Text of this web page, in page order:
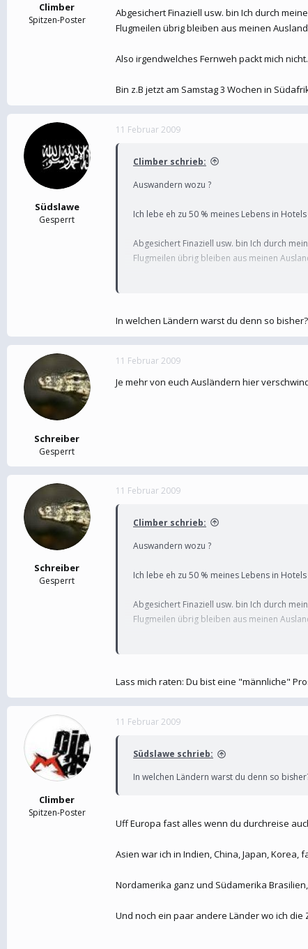
Climber
Spitzen-Poster
Abgesichert Finaziell usw. bin Ich durch
Flugmeilen übrig bleiben aus meinen
Also irgendwelches Fernweh packt mich nicht.
Bin z.B jetzt am Samstag 3 Wochen in
Südslawe
Gesperrt
11 Februar 2009
Climber schrieb:
Auswandern wozu ?
Ich lebe eh zu 50 % meines Lebens in
Abgesichert Finaziell usw. bin Ich durch
Flugmeilen übrig bleiben aus meinen
Bin z.B jetzt am Samstag 3 Wochen in
In welchen Ländern warst du denn so bisher?
Schreiber
Gesperrt
11 Februar 2009
Je mehr von euch Ausländern hier
Schreiber
Gesperrt
11 Februar 2009
Climber schrieb:
Auswandern wozu ?
Ich lebe eh zu 50 % meines Lebens in
Abgesichert Finaziell usw. bin Ich durch
Flugmeilen übrig bleiben aus meinen
Bin z.B jetzt am Samstag 3 Wochen in
Lass mich raten: Du bist eine "männliche"
Climber
Spitzen-Poster
11 Februar 2009
Südslawe schrieb:
In welchen Ländern warst du denn so
Uff Europa fast alles wenn du durchreise
Asien war ich in Indien, China, Japan,
Nordamerika ganz und Südamerika
Und noch ein paar andere Länder wo ich die